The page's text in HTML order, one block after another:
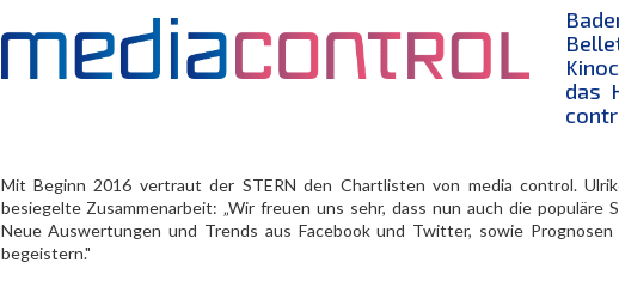
das
Mit Beginn 2016 vertraut der STERN den Chartlisten von media control.
besiegelte Zusammenarbeit: „Wir freuen uns sehr, dass nun auch die
Neue Auswertungen und Trends aus Facebook und Twitter, sowie
begeistern."